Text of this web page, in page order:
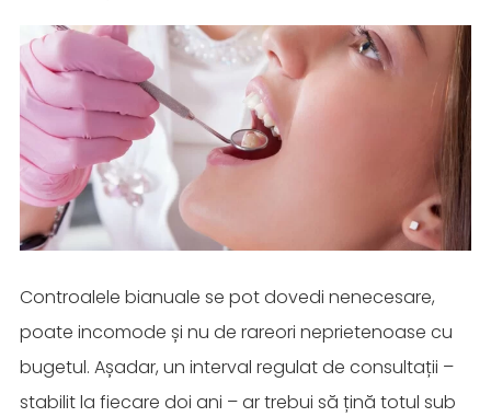
Controalele bianuale se pot dovedi nenecesare,
poate incomode și nu de rareori neprietenoase cu
bugetul. Așadar, un interval regulat de consultații –
stabilit la fiecare doi ani – ar trebui să țină totul sub